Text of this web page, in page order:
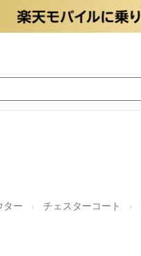
ター チェスターコート